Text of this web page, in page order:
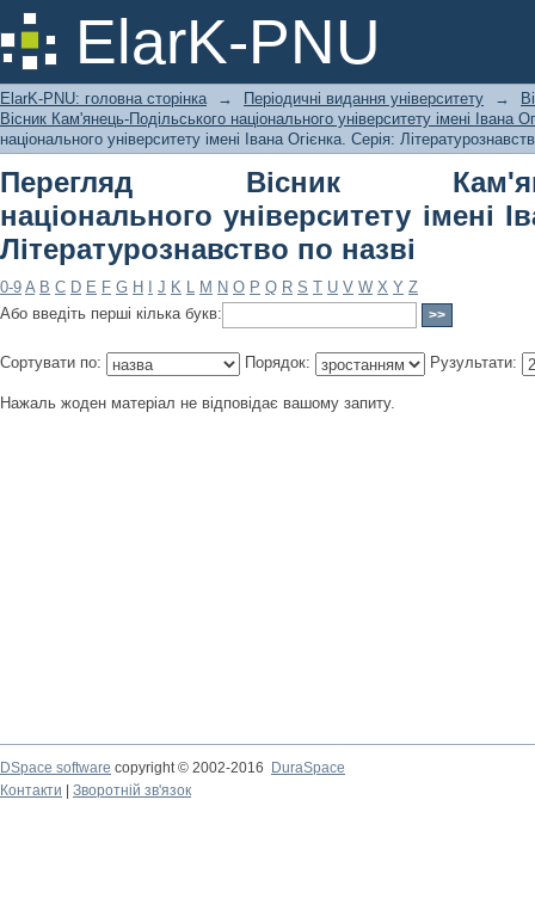
ElarK-PNU
Перегляд Вісник Кам'янець-
Івана Огієнка. Серія:
ElarK-PNU: головна сторінка → Періодичні видання університету →
Вісник Кам'янець-Подільського національного університету імені Івана
національного університету імені Івана Огієнка. Серія:
Перегляд Вісник
національного університету імені
Літературознавство по назві
0-9 A B C D E F G H J K L M N O P Q R S T U V W X Y Z
Або введіть перші кілька букв:
Сортувати по: Порядок: Рузультати:
Нажаль жоден матеріал не відповідає вашому запиту.
DSpace software copyright © 2002-2016
DuraSpace
Контакти
Зворотній зв'язок